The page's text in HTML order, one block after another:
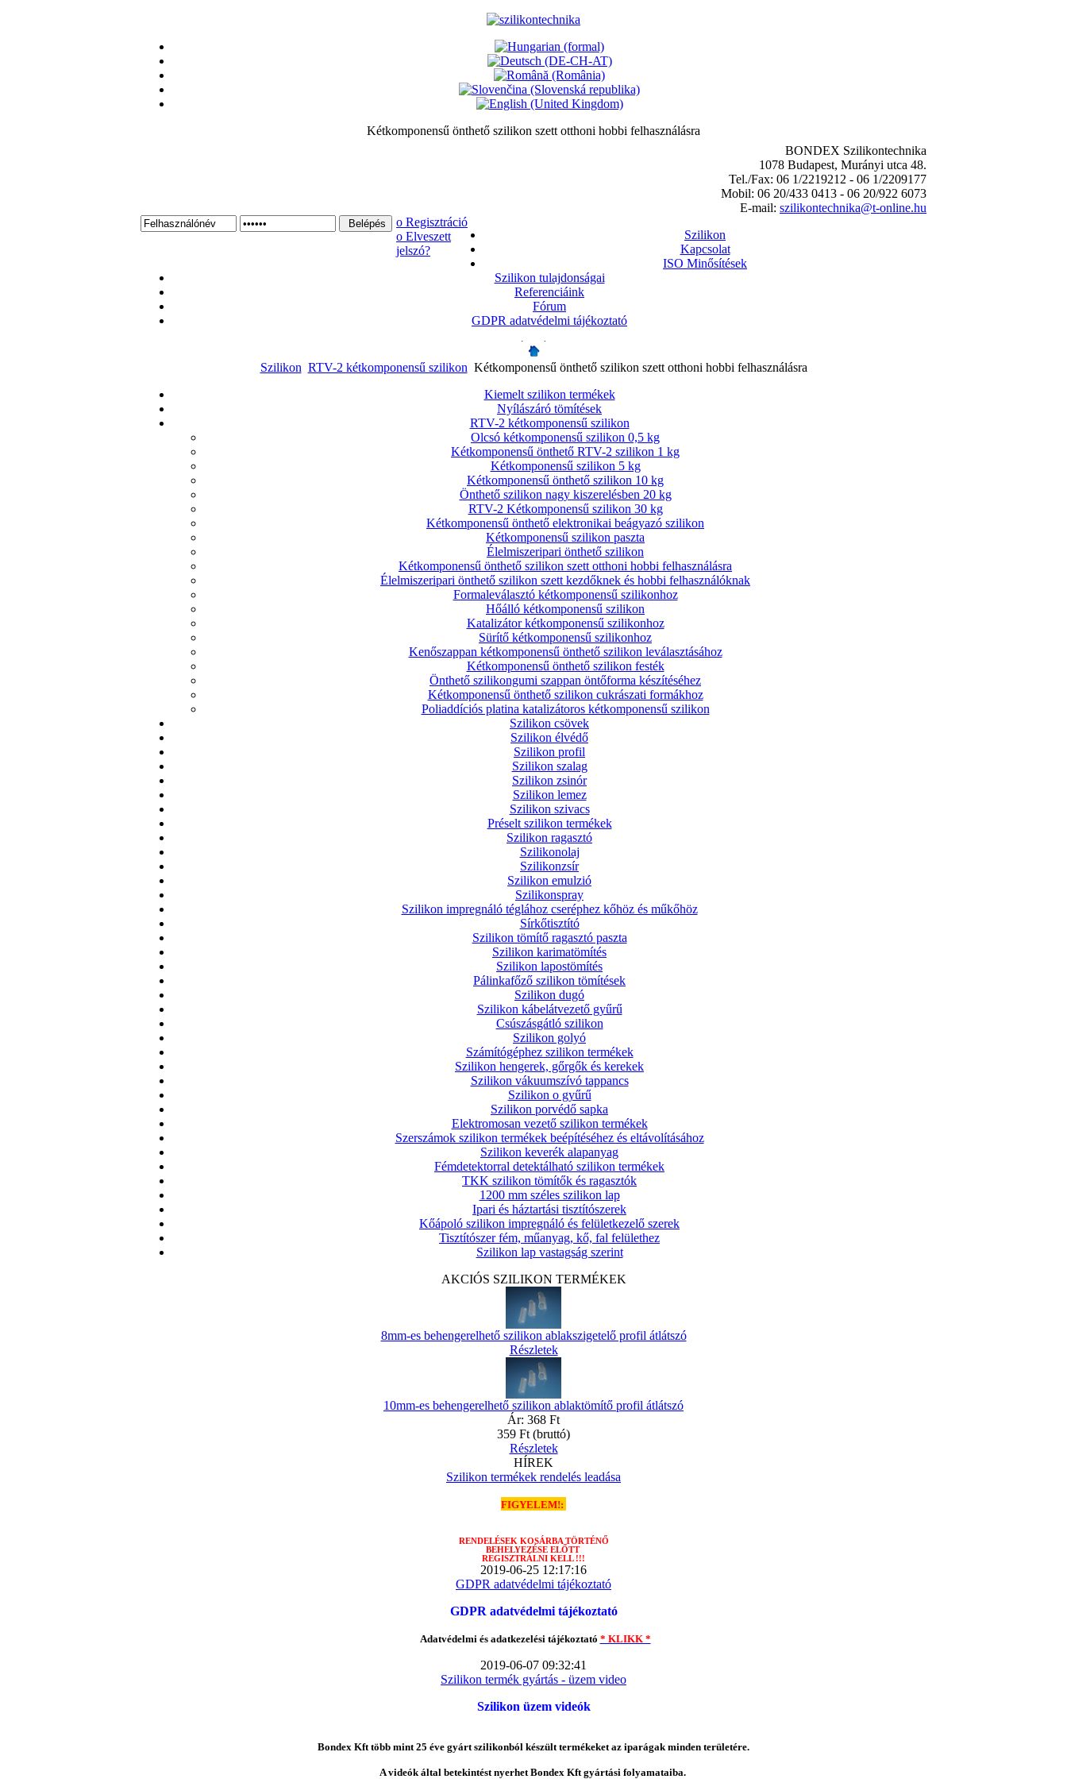
Kétkomponensű önthető szilikon szett otthoni hobbi felhasználásra
BONDEX Szilikontechnika
1078 Budapest, Murányi utca 48.
Tel./Fax: 06 1/2219212 - 06 1/2209177
Mobil: 06 20/433 0413 - 06 20/922 6073
E-mail: szilikontechnika@t-online.hu
ο Regisztráció
ο Elveszett
jelszó?
Szilikon
Kapcsolat
ISO Minősítések
Szilikon tulajdonságai
Referenciáink
Fórum
GDPR adatvédelmi tájékoztató
Szilikon RTV-2 kétkomponensű szilikon Kétkomponensű önthető szilikon szett otthoni hobbi felhasználásra
Kiemelt szilikon termékek
Nyílászáró tömítések
RTV-2 kétkomponensű szilikon
Olcsó kétkomponensű szilikon 0,5 kg
Kétkomponensű önthető RTV-2 szilikon 1 kg
Kétkomponensű szilikon 5 kg
Kétkomponensű önthető szilikon 10 kg
Önthető szilikon nagy kiszerelésben 20 kg
RTV-2 Kétkomponensű szilikon 30 kg
Kétkomponensű önthető elektronikai beágyazó szilikon
Kétkomponensű szilikon paszta
Élelmiszeripari önthető szilikon
Kétkomponensű önthető szilikon szett otthoni hobbi felhasználásra
Élelmiszeripari önthető szilikon szett kezdőknek és hobbi felhasználóknak
Formaleválasztó kétkomponensű szilikonhoz
Hőálló kétkomponensű szilikon
Katalizátor kétkomponensű szilikonhoz
Sürítő kétkomponensű szilikonhoz
Kenőszappan kétkomponensű önthető szilikon leválasztásához
Kétkomponensű önthető szilikon festék
Önthető szilikongumi szappan öntőforma készítéséhez
Kétkomponensű önthető szilikon cukrászati formákhoz
Poliaddíciós platina katalizátoros kétkomponensű szilikon
Szilikon csövek
Szilikon élvédő
Szilikon profil
Szilikon szalag
Szilikon zsinór
Szilikon lemez
Szilikon szivacs
Préselt szilikon termékek
Szilikon ragasztó
Szilikonolaj
Szilikonzsír
Szilikon emulzió
Szilikonspray
Szilikon impregnáló téglához cseréphez kőhöz és műkőhöz
Sírkőtisztító
Szilikon tömítő ragasztó paszta
Szilikon karimatömítés
Szilikon lapostömítés
Pálinkafőző szilikon tömítések
Szilikon dugó
Szilikon kábelátvezető gyűrű
Csúszásgátló szilikon
Szilikon golyó
Számítógéphez szilikon termékek
Szilikon hengerek, gőrgők és kerekek
Szilikon vákuumszívó tappancs
Szilikon o gyűrű
Szilikon porvédő sapka
Elektromosan vezető szilikon termékek
Szerszámok szilikon termékek beépítéséhez és eltávolításához
Szilikon keverék alapanyag
Fémdetektorral detektálható szilikon termékek
TKK szilikon tömítők és ragasztók
1200 mm széles szilikon lap
Ipari és háztartási tisztítószerek
Kőápoló szilikon impregnáló és felületkezelő szerek
Tisztítószer fém, műanyag, kő, fal felülethez
Szilikon lap vastagság szerint
AKCIÓS SZILIKON TERMÉKEK
8mm-es behengerelhető szilikon ablakszigetelő profil átlátszó
Részletek
10mm-es behengerelhető szilikon ablaktömítő profil átlátszó
Ár: 368 Ft
359 Ft (bruttó)
Részletek
HÍREK
Szilikon termékek rendelés leadása
FIGYELEM!:
RENDELÉSEK KOSÁRBA TÖRTÉNŐ
BEHELYEZÉSE ELŐTT
REGISZTRÁLNI KELL !!!
2019-06-25 12:17:16
GDPR adatvédelmi tájékoztató
GDPR adatvédelmi tájékoztató
Adatvédelmi és adatkezelési tájékoztató * KLIKK *
2019-06-07 09:32:41
Szilikon termék gyártás - üzem video
Szilikon üzem videók
Bondex Kft több mint 25 éve gyárt szilikonból készült termékeket az iparágak minden területére.
A videók által betekintést nyerhet Bondex Kft gyártási folyamataiba.